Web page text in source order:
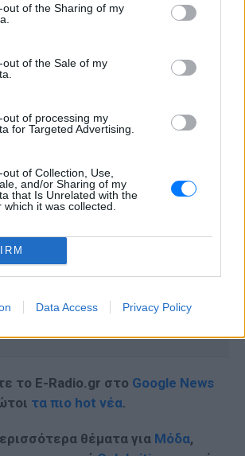
out of the Sharing of my
out of the Sale of my
out of processing my
for Targeted Advertising.
of Collection, Use,
and/or Sharing of my
that Is Unrelated with the
it was collected.
Data Access Privacy Policy
το E-Radio.gr στο Google News
τα πιο hot νέα.
θέματα για Μόδα,